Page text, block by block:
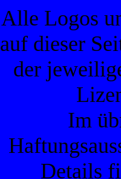
Alle Logos
auf dieser
der
Im
Details